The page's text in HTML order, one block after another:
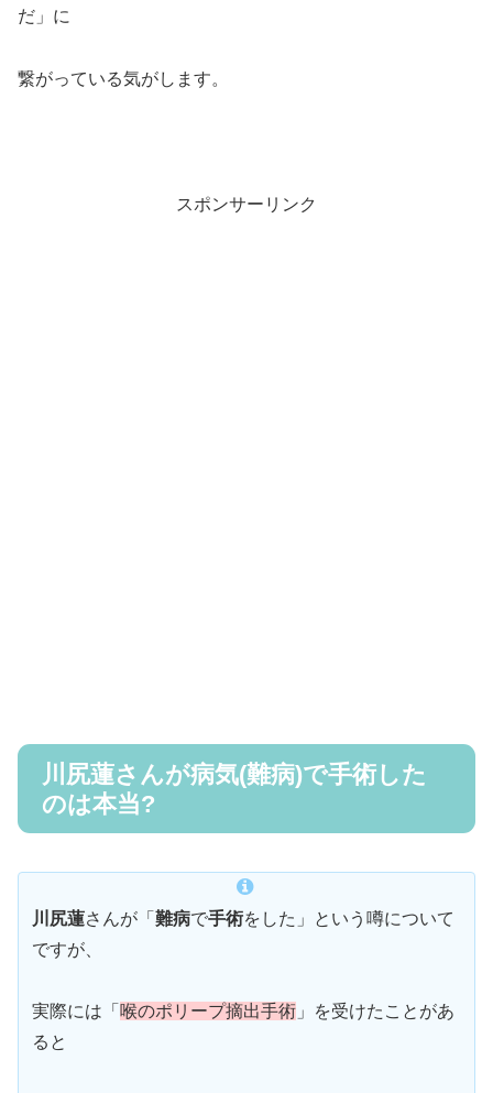
だ」に
繋がっている気がします。
スポンサーリンク
川尻蓮さんが病気(難病)で手術した
のは本当?
川尻蓮さんが「 難病で手術をした」という噂について
ですが、
実際には「 喉のポリープ摘出手術 」を受けたことがあ
ると